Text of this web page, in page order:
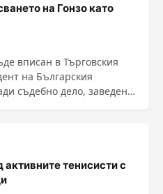
на Гонзо като
вписан в Търговския
на Българския
съдебно дело, заведено
тенисисти с